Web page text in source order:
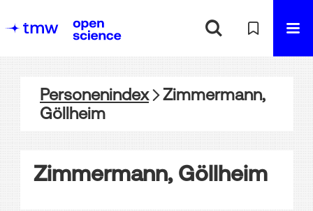
Personenindex
Zimmermann,
Göllheim
Zimmermann, Göllheim